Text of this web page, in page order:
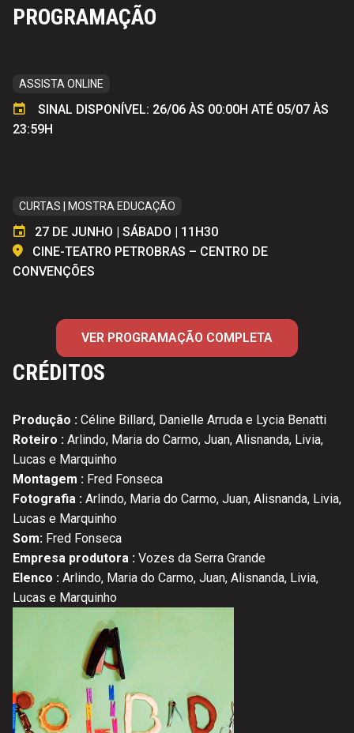
PROGRAMAÇÃO
ASSISTA ONLINE
SINAL DISPONÍVEL: 26/06 ÀS 00:00H ATÉ 05/07 ÀS
23:59H
CURTAS | MOSTRA EDUCAÇÃO
27 DE JUNHO | SÁBADO | 11H30
CINE-TEATRO PETROBRAS – CENTRO DE
CONVENÇÕES
VER PROGRAMAÇÃO COMPLETA
CRÉDITOS
Produção : Céline Billard, Danielle Arruda e Lycia Benatti
Roteiro : Arlindo, Maria do Carmo, Juan, Alisnanda, Livia,
Lucas e Marquinho
Montagem : Fred Fonseca
Fotografia : Arlindo, Maria do Carmo, Juan, Alisnanda, Livia,
Lucas e Marquinho
Som: Fred Fonseca
Empresa produtora : Vozes da Serra Grande
Elenco : Arlindo, Maria do Carmo, Juan, Alisnanda, Livia,
Lucas e Marquinho